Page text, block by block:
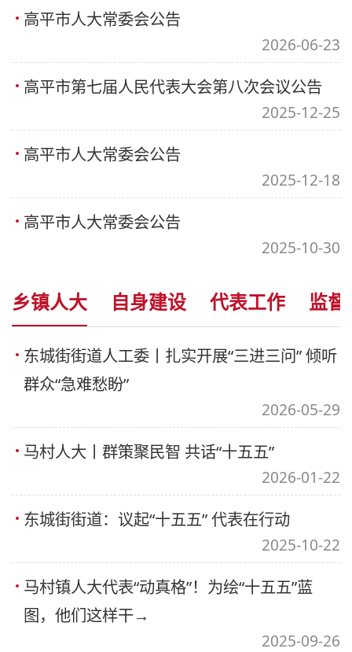
高平市人大常委会公告
2026-06-23
高平市第七届人民代表大会第八次会议公告
2025-12-25
高平市人大常委会公告
2025-12-18
高平市人大常委会公告
2025-10-30
乡镇人大 自身建设 代表工作 监
东城街街道人工委丨扎实开展“三进三问” 倾听
群众“急难愁盼”
2026-05-29
马村人大丨群策聚民智 共话“十五五”
2026-01-22
东城街街道：议起“十五五” 代表在行动
2025-10-22
马村镇人大代表“动真格”！为绘“十五五”蓝
图，他们这样干→
2025-09-26